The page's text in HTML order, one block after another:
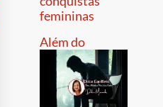
femininas
Além do